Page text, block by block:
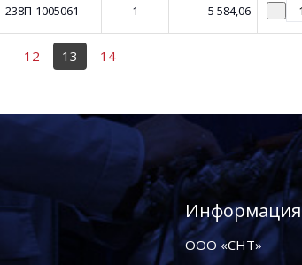
238П-1005061 1 5 584,06 -
12 13 14
Информация
ООО «СНТ»